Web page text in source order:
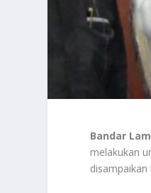
Bandar
melakukan